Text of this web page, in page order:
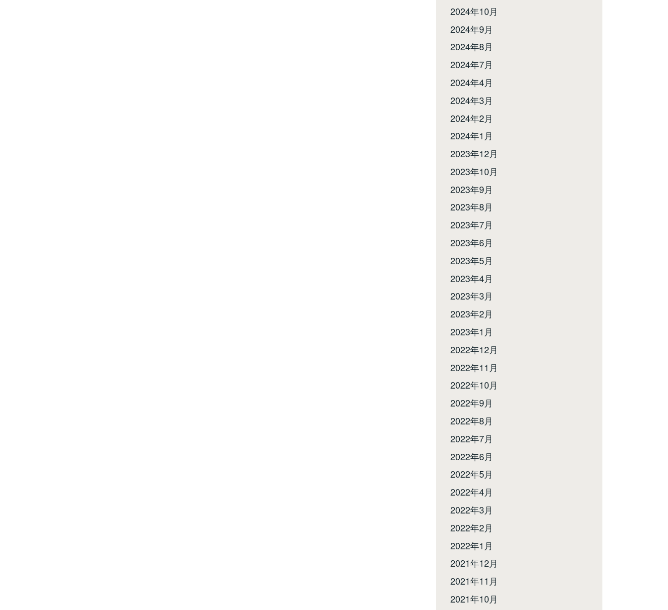
2024年10月
2024年9月
2024年8月
2024年7月
2024年4月
2024年3月
2024年2月
2024年1月
2023年12月
2023年10月
2023年9月
2023年8月
2023年7月
2023年6月
2023年5月
2023年4月
2023年3月
2023年2月
2023年1月
2022年12月
2022年11月
2022年10月
2022年9月
2022年8月
2022年7月
2022年6月
2022年5月
2022年4月
2022年3月
2022年2月
2022年1月
2021年12月
2021年11月
2021年10月